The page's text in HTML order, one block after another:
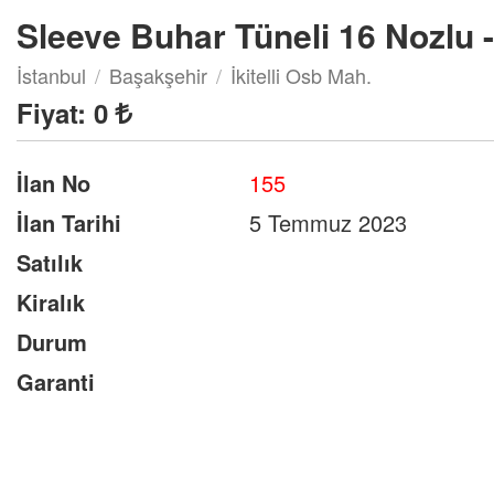
Sleeve Buhar Tüneli 16 Nozlu
İstanbul Başakşehir İkitelli Osb Mah.
Fiyat: 0
İlan No
155
İlan Tarihi
5 Temmuz 2023
Satılık
Kiralık
Durum
Garanti